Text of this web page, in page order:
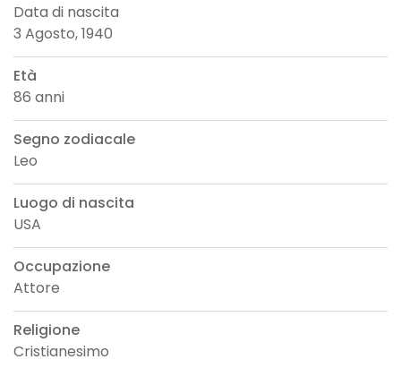
Data di nascita
3 Agosto, 1940
Età
86 anni
Segno zodiacale
Leo
Luogo di nascita
USA
Occupazione
Attore
Religione
Cristianesimo